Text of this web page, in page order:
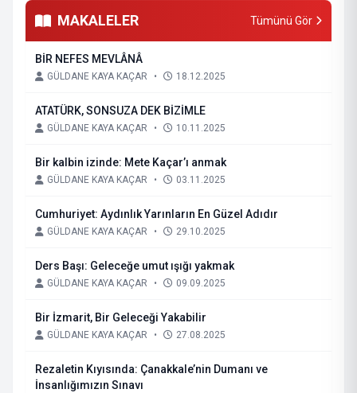
MAKALELER Tümünü Gör
BİR NEFES MEVLÂNÂ
GÜLDANE KAYA KAÇAR • 18.12.2025
ATATÜRK, SONSUZA DEK BİZİMLE
GÜLDANE KAYA KAÇAR • 10.11.2025
Bir kalbin izinde: Mete Kaçar’ı anmak
GÜLDANE KAYA KAÇAR • 03.11.2025
Cumhuriyet: Aydınlık Yarınların En Güzel Adıdır
GÜLDANE KAYA KAÇAR • 29.10.2025
Ders Başı: Geleceğe umut ışığı yakmak
GÜLDANE KAYA KAÇAR • 09.09.2025
Bir İzmarit, Bir Geleceği Yakabilir
GÜLDANE KAYA KAÇAR • 27.08.2025
Rezaletin Kıyısında: Çanakkale’nin Dumanı ve
İnsanlığımızın Sınavı